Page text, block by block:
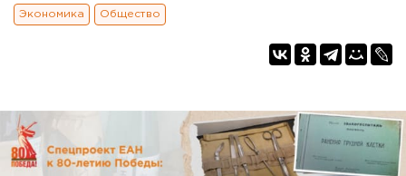
Экономика Общество